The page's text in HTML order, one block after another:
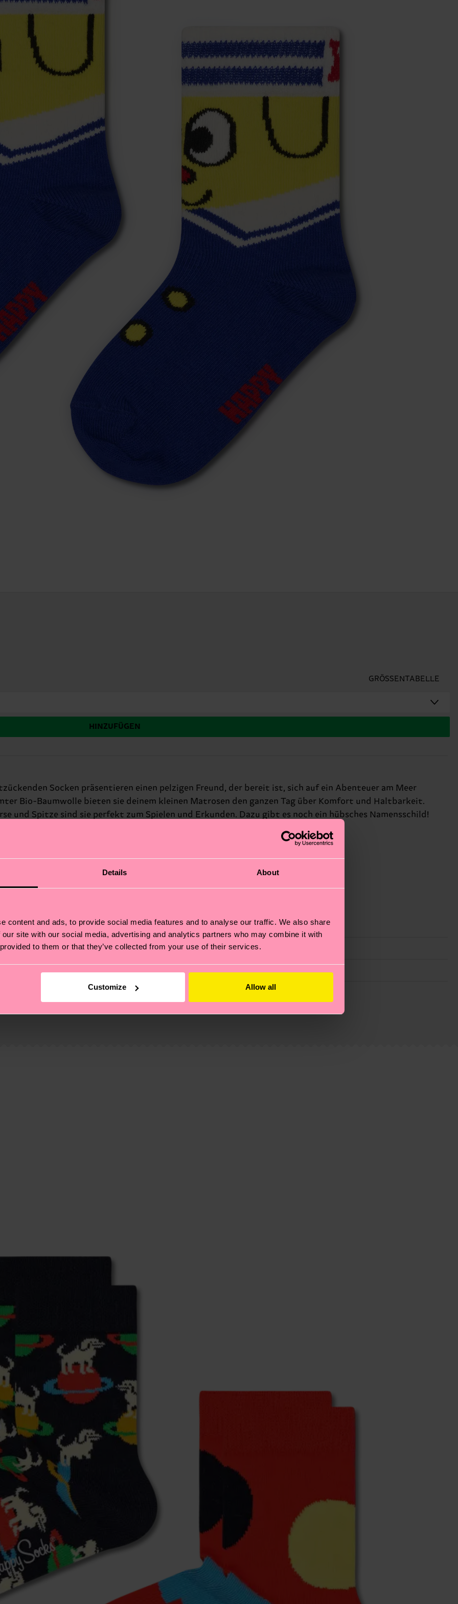
Details About
content and ads, to provide social media features and to analyse our traffic. We also share
site with our social media, advertising and analytics partners who may combine it with
to them or that they’ve collected from your use of their services.
Customize Allow all
GRÖSSENTABELLE
HINZUFÜGEN
Socken präsentieren einen pelzigen Freund, der bereit ist, sich auf ein Abenteuer am Meer
Bio-Baumwolle bieten sie deinem kleinen Matrosen den ganzen Tag über Komfort und Haltbarkeit.
und Spitze sind sie perfekt zum Spielen und Erkunden. Dazu gibt es noch ein hübsches Namensschild!
Polyamide, 1% Elastane
– es geht auch um eine ethische Lieferkette, die Reduzierung von Emissionen, die richtige Pflege von
Tipps und Tricks findest du auf unsererNachhaltigkeitsseite.
unsere länderspezifische Versandübersicht findest duhier. Die Lieferzeit beginnt sobald deine Bestellung